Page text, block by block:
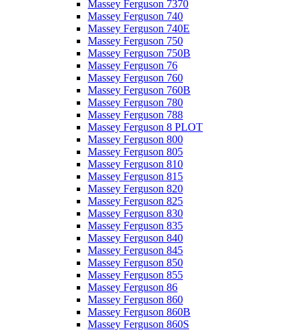
Massey Ferguson 7370
Massey Ferguson 740
Massey Ferguson 740E
Massey Ferguson 750
Massey Ferguson 750B
Massey Ferguson 76
Massey Ferguson 760
Massey Ferguson 760B
Massey Ferguson 780
Massey Ferguson 788
Massey Ferguson 8 PLOT
Massey Ferguson 800
Massey Ferguson 805
Massey Ferguson 810
Massey Ferguson 815
Massey Ferguson 820
Massey Ferguson 825
Massey Ferguson 830
Massey Ferguson 835
Massey Ferguson 840
Massey Ferguson 845
Massey Ferguson 850
Massey Ferguson 855
Massey Ferguson 86
Massey Ferguson 860
Massey Ferguson 860B
Massey Ferguson 860S